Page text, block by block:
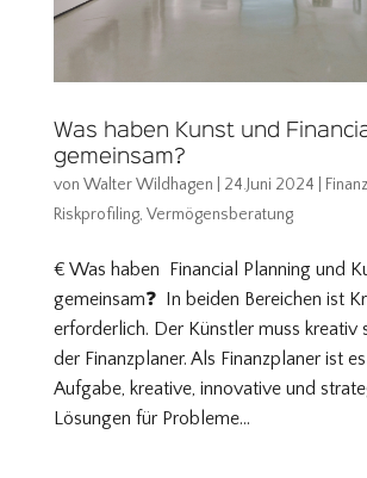
Was haben Kunst und
gemeinsam?
von Walter Wildhagen 24.Juni 2024
Riskprofiling, Vermögensberatung
€ Was haben Financial Planning und
gemeinsam❓ In beiden Bereichen ist
erforderlich. Der Künstler muss kreativ
der Finanzplaner. Als Finanzplaner ist
Aufgabe, kreative, innovative und
Lösungen für Probleme...